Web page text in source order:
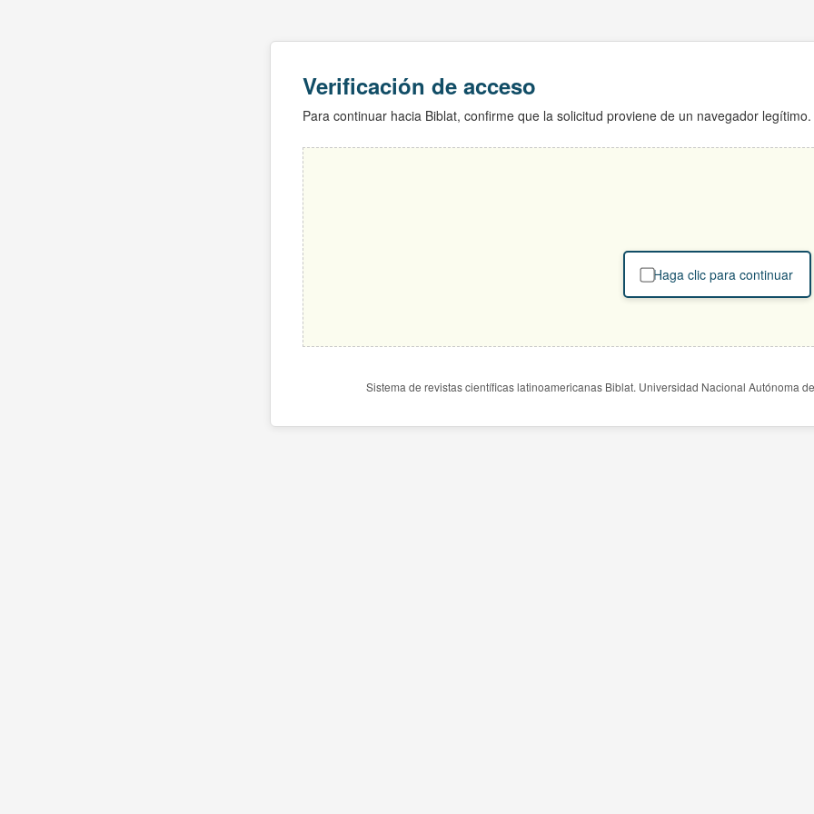
Verificación de acceso
Para continuar hacia Biblat, confirme que la solicitud proviene de un navegador legítimo.
Haga clic para continuar
Sistema de revistas científicas latinoamericanas Biblat. Universidad Nacional Autónoma